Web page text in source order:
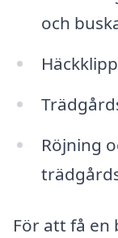
och
Röjning
För att få